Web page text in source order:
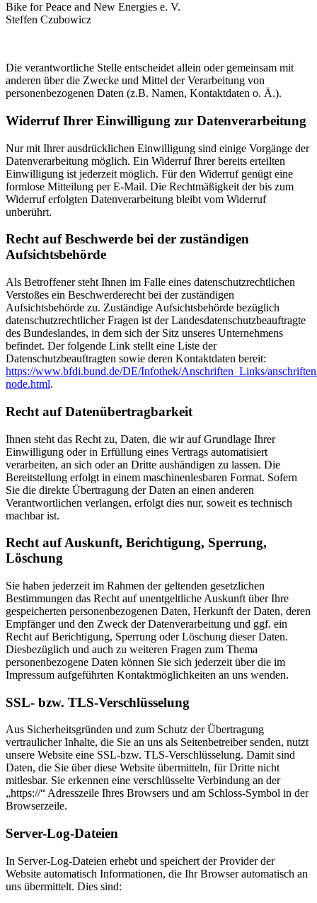
Bike for Peace and New Energies e. V.
Steffen Czubowicz
Die verantwortliche Stelle entscheidet allein oder gemeinsam mit
anderen über die Zwecke und Mittel der Verarbeitung von
personenbezogenen Daten (z.B. Namen, Kontaktdaten o. Ä.).
Widerruf Ihrer Einwilligung zur Datenverarbeitung
Nur mit Ihrer ausdrücklichen Einwilligung sind einige Vorgänge der
Datenverarbeitung möglich. Ein Widerruf Ihrer bereits erteilten
Einwilligung ist jederzeit möglich. Für den Widerruf genügt eine
formlose Mitteilung per E-Mail. Die Rechtmäßigkeit der bis zum
Widerruf erfolgten Datenverarbeitung bleibt vom Widerruf
unberührt.
Recht auf Beschwerde bei der zuständigen
Aufsichtsbehörde
Als Betroffener steht Ihnen im Falle eines datenschutzrechtlichen
Verstoßes ein Beschwerderecht bei der zuständigen
Aufsichtsbehörde zu. Zuständige Aufsichtsbehörde bezüglich
datenschutzrechtlicher Fragen ist der Landesdatenschutzbeauftragte
des Bundeslandes, in dem sich der Sitz unseres Unternehmens
befindet. Der folgende Link stellt eine Liste der
Datenschutzbeauftragten sowie deren Kontaktdaten bereit:
https://www.bfdi.bund.de/DE/Infothek/Anschriften_Links/
node.html.
Recht auf Datenübertragbarkeit
Ihnen steht das Recht zu, Daten, die wir auf Grundlage Ihrer
Einwilligung oder in Erfüllung eines Vertrags automatisiert
verarbeiten, an sich oder an Dritte aushändigen zu lassen. Die
Bereitstellung erfolgt in einem maschinenlesbaren Format. Sofern
Sie die direkte Übertragung der Daten an einen anderen
Verantwortlichen verlangen, erfolgt dies nur, soweit es technisch
machbar ist.
Recht auf Auskunft, Berichtigung, Sperrung,
Löschung
Sie haben jederzeit im Rahmen der geltenden gesetzlichen
Bestimmungen das Recht auf unentgeltliche Auskunft über Ihre
gespeicherten personenbezogenen Daten, Herkunft der Daten, deren
Empfänger und den Zweck der Datenverarbeitung und ggf. ein
Recht auf Berichtigung, Sperrung oder Löschung dieser Daten.
Diesbezüglich und auch zu weiteren Fragen zum Thema
personenbezogene Daten können Sie sich jederzeit über die im
Impressum aufgeführten Kontaktmöglichkeiten an uns wenden.
SSL- bzw. TLS-Verschlüsselung
Aus Sicherheitsgründen und zum Schutz der Übertragung
vertraulicher Inhalte, die Sie an uns als Seitenbetreiber senden, nutzt
unsere Website eine SSL-bzw. TLS-Verschlüsselung. Damit sind
Daten, die Sie über diese Website übermitteln, für Dritte nicht
mitlesbar. Sie erkennen eine verschlüsselte Verbindung an der
„https://“ Adresszeile Ihres Browsers und am Schloss-Symbol in der
Browserzeile.
Server-Log-Dateien
In Server-Log-Dateien erhebt und speichert der Provider der
Website automatisch Informationen, die Ihr Browser automatisch an
uns übermittelt. Dies sind: